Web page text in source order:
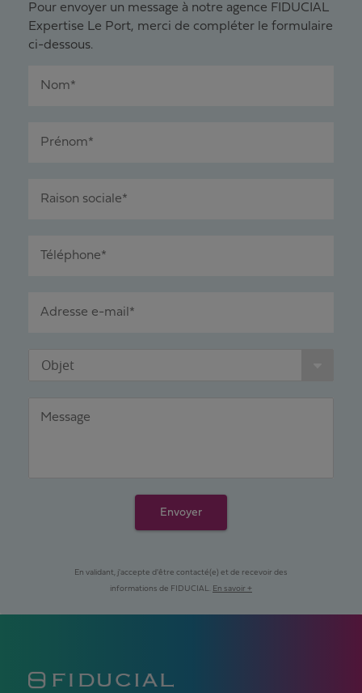
Pour envoyer un message à notre agence FIDUCIAL
Expertise Le Port, merci de compléter le formulaire
ci-dessous.
Nom*
Prénom*
Raison sociale*
Téléphone*
Adresse e-mail*
Objet
Message
Envoyer
En validant, j'accepte d'être contacté(e) et de recevoir des
informations de FIDUCIAL. En savoir +